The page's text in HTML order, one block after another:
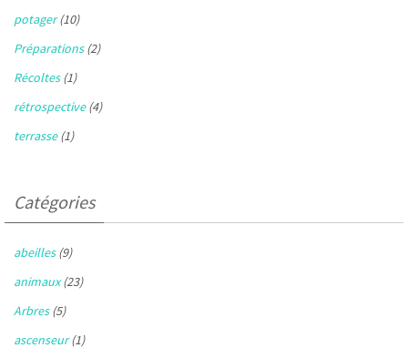
potager(10)
Préparations(2)
Récoltes(1)
rétrospective(4)
terrasse(1)
Catégories
abeilles(9)
animaux(23)
Arbres(5)
ascenseur(1)